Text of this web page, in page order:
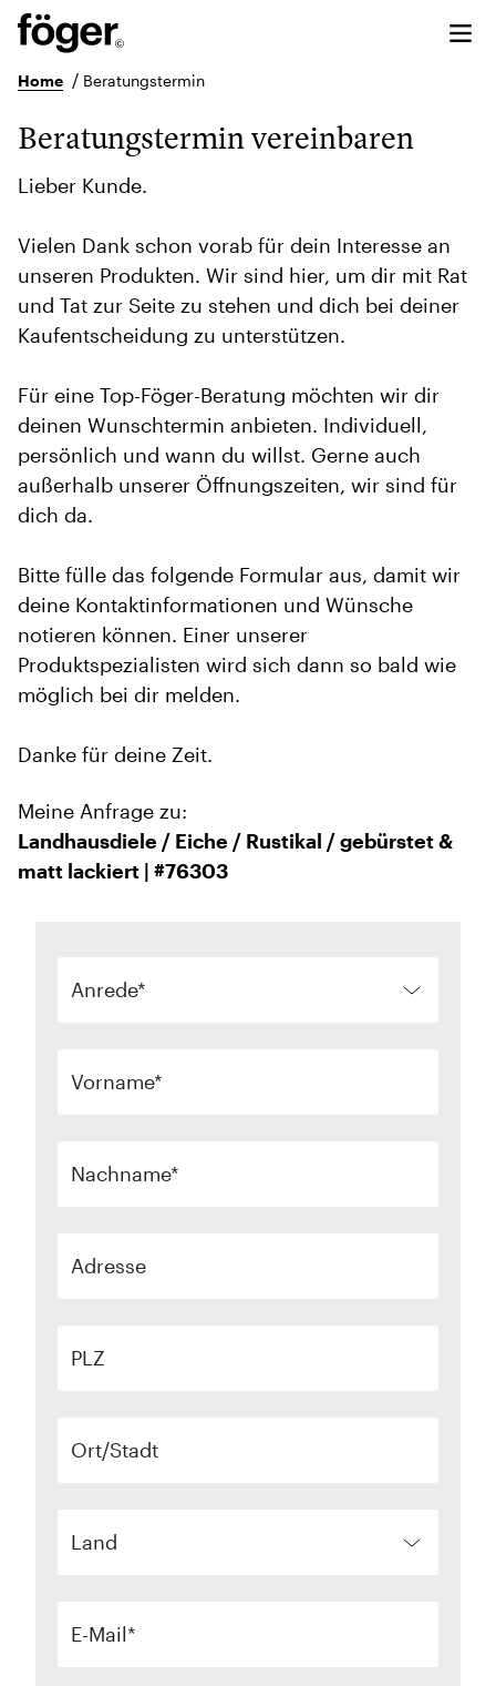
Home / Beratungstermin
Beratungstermin vereinbaren
Lieber Kunde.
Vielen Dank schon vorab für dein Interesse an
unseren Produkten. Wir sind hier, um dir mit Rat
und Tat zur Seite zu stehen und dich bei deiner
Kaufentscheidung zu unterstützen.
Für eine Top-Föger-Beratung möchten wir dir
deinen Wunschtermin anbieten. Individuell,
persönlich und wann du willst. Gerne auch
außerhalb unserer Öffnungszeiten, wir sind für
dich da.
Bitte fülle das folgende Formular aus, damit wir
deine Kontaktinformationen und Wünsche
notieren können. Einer unserer
Produktspezialisten wird sich dann so bald wie
möglich bei dir melden.
Danke für deine Zeit.
Meine Anfrage zu:
Landhausdiele / Eiche / Rustikal / gebürstet &
matt lackiert | #76303
Anrede
Vorname
Nachname
Adresse
PLZ
Ort/Stadt
Land
E-Mail